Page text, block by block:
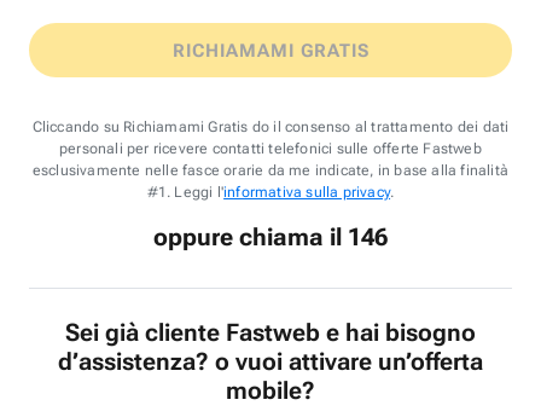
RICHIAMAMI GRATIS
Cliccando su Richiamami Gratis do il consenso al trattamento dei dati
personali per ricevere contatti telefonici sulle offerte Fastweb
esclusivamente nelle fasce orarie da me indicate, in base alla finalità
#1. Leggi l'informativa sulla privacy.
oppure chiama il 146
Sei già cliente Fastweb e hai bisogno
d’assistenza? o vuoi attivare un’offerta
mobile?